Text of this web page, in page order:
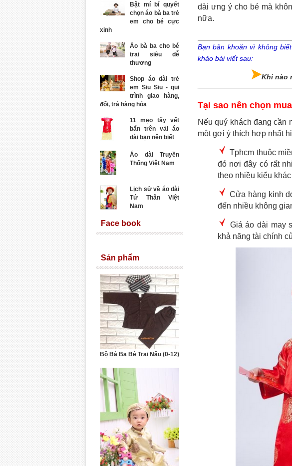
dài ưng ý cho bé mà
nữa.
Bạn băn khoăn vì không
khảo bài viết sau:
Khi nào
Tại sao nên chọn
Nếu quý khách đang cần
một gợi ý thích hợp nhất
Tphcm thuộc
đó nơi đây có rất
theo nhiều kiểu
Cửa hàng kinh
đến nhiều không
Giá áo dài may
khả năng tài chính
Bật mí bí quyết
chọn áo bà ba trẻ
em cho bé cực
xinh
Áo bà ba cho bé
trai siêu dễ
thương
Shop áo dài trẻ
em Siu Siu - qui
trình giao hàng,
đổi, trả hàng hóa
11 mẹo tẩy vết
bẩn trên vải áo
dài bạn nên biết
Áo dài Truyền
Thống Việt Nam
Lịch sử về áo dài
Tứ Thân Việt
Nam
Face book
Sản phẩm
Bộ Bà Ba Bé Trai Nâu (0-12)